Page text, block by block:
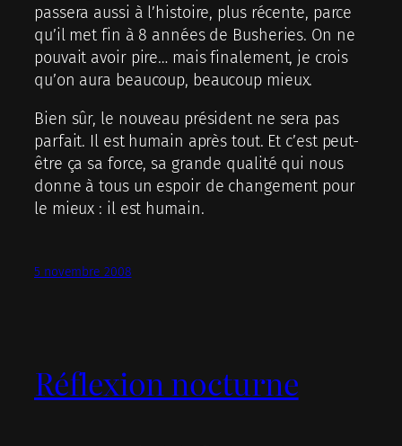
passera aussi à l’histoire, plus récente, parce
qu’il met fin à 8 années de Busheries. On ne
pouvait avoir pire… mais finalement, je crois
qu’on aura beaucoup, beaucoup mieux.
Bien sûr, le nouveau président ne sera pas
parfait. Il est humain après tout. Et c’est peut-
être ça sa force, sa grande qualité qui nous
donne à tous un espoir de changement pour
le mieux : il est humain.
5 novembre 2008
Réflexion nocturne